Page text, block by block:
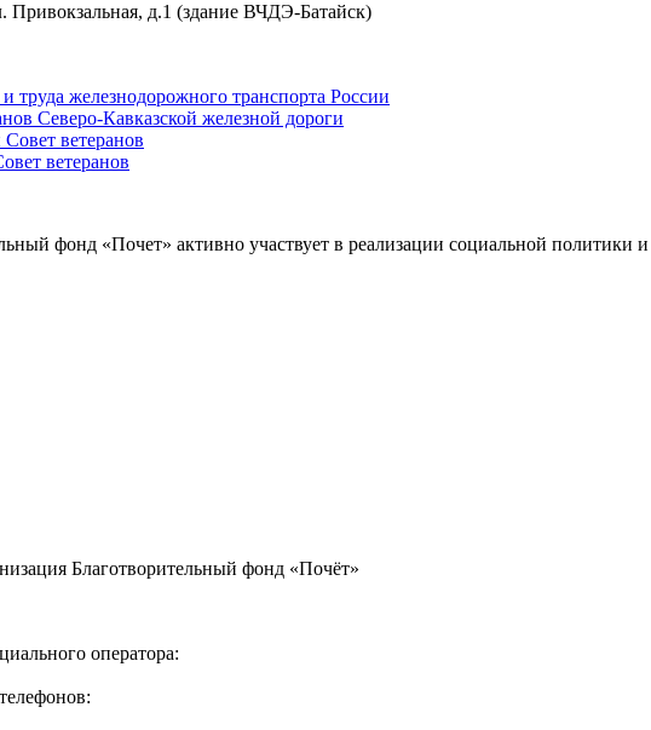
Привокзальная, д.1 (здание ВЧДЭ-Батайск)
труда железнодорожного транспорта России
Северо-Кавказской железной дороги
ветеранов
ветеранов
фонд «Почет» активно участвует в реализации социальной
Благотворительный фонд «Почёт»
оператора: